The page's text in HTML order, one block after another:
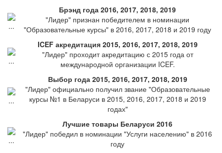
Брэнд года 2016, 2017, 2018, 2019
"Лидер" признан победителем в номинации
"Образовательные курсы" в 2016, 2017, 2018 и 2019 году
ICEF акредитация 2015, 2016, 2017, 2018, 2019
"Лидер" проходит акредитацию с 2015 года от
международной организации ICEF.
Выбор года 2015, 2016, 2017, 2018, 2019
"Лидер" официально получил звание "Образовательные
курсы №1 в Беларуси в 2015, 2016, 2017, 2018 и 2019
годах"
Лучшие товары Беларуси 2016
"Лидер" победил в номинации "Услуги населению" в 2016
году